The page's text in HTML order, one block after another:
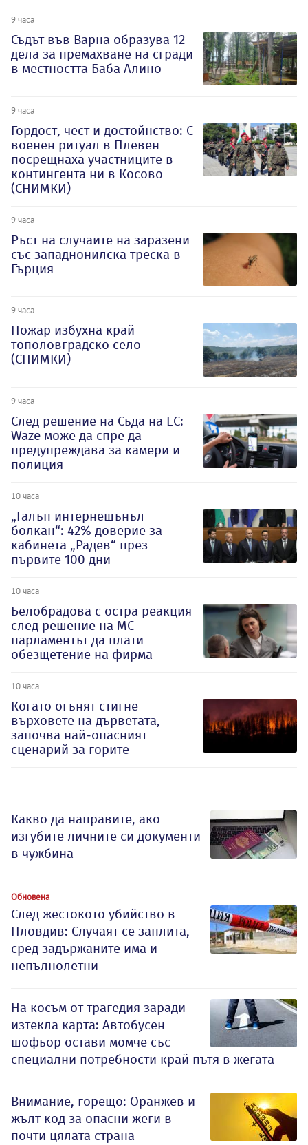
9 часа
Съдът във Варна образува 12
дела за премахване на сгради
в местността Баба Алино
9 часа
Гордост, чест и достойнство: С
военен ритуал в Плевен
посрещнаха участниците в
контингента ни в Косово
(СНИМКИ)
9 часа
Ръст на случаите на заразени
със западнонилска треска в
Гърция
9 часа
Пожар избухна край
тополовградско село
(СНИМКИ)
9 часа
След решение на Съда на ЕС:
Waze може да спре да
предупреждава за камери и
полиция
10 часа
„Галъп интернешънъл
болкан“: 42% доверие за
кабинета „Радев“ през
първите 100 дни
10 часа
Белобрадова с остра реакция
след решение на МС
парламентът да плати
обезщетение на фирма
10 часа
Когато огънят стигне
върховете на дърветата,
започва най-опасният
сценарий за горите
Какво да направите, ако
изгубите личните си документи
в чужбина
Обновена
След жестокото убийство в
Пловдив: Случаят се заплита,
сред задържаните има и
непълнолетни
На косъм от трагедия заради
изтекла карта: Автобусен
шофьор остави момче със
специални потребности край пътя в жегата
Внимание, горещо: Оранжев и
жълт код за опасни жеги в
почти цялата страна